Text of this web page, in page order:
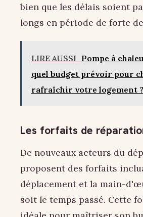
bien que les délais soient
longs en période de forte
LIRE AUSSI Pompe à
quel budget prévoir pour
rafraîchir votre logement ?
Les forfaits de
De nouveaux acteurs du
proposent des forfaits
déplacement et la main-
soit le temps passé. Cette